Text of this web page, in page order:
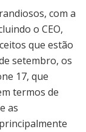
com a
o CEO,
que estão
setembro, os
17, que
termos de
as